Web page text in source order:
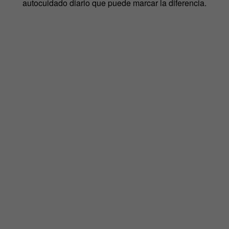
autocuidado diario que puede marcar la diferencia.